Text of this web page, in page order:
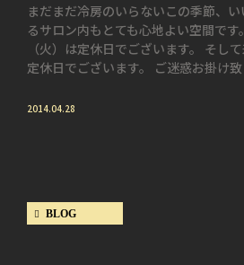
まだまだ冷房のいらないこの季節、
るサロン内もとても心地よい空間です
（火）は定休日でございます。 そし
定休日でございます。 ご迷惑お掛け
2014.04.28
BLOG